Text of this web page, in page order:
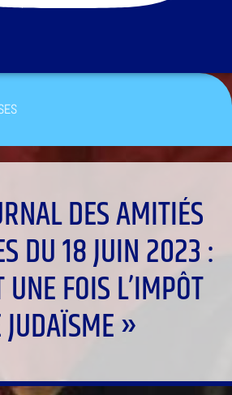
DES AMITIÉS
DU 18 JUIN 2023 :
FOIS L’IMPÔT
»